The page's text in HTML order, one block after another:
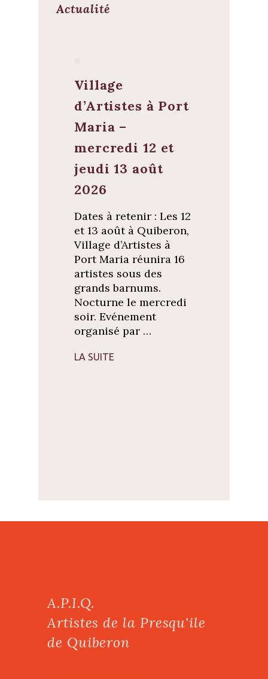
Actualité
Village
d’Artistes à Port
Maria –
mercredi 12 et
jeudi 13 août
2026
Dates à retenir : Les 12
et 13 août à Quiberon,
Village d’Artistes à
Port Maria réunira 16
artistes sous des
grands barnums.
Nocturne le mercredi
soir. Evénement
organisé par …
LA SUITE
A.P.I.Q.
Artistes de la Presqu'ile
de Quiberon